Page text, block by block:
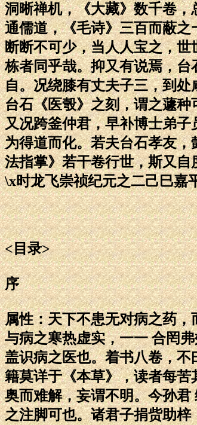
洞晰禅机，《大藏》数千卷
通儒道，《毛诗》三百而蔽
断断不可少，当人人宝之，
栋者同乎哉。抑又有说焉，
自。况绕膝有丈夫子三，到
台石《医彀》之刻，谓之蘧
又况跨釜仲君，早补博士弟
为得道而化。若夫台石孝友
法指掌》若干卷行世，斯又
\x时龙飞崇祯纪元之二己巳嘉
<目录>
序
属性：天下不患无对病之药
与病之寒热虚实，一一 合罔
盖识病之医也。着书八卷，
籍莫详于《本草》，读者每
奥而难解，妄谓不明。今孙
之注脚可也。诸君子捐赀助